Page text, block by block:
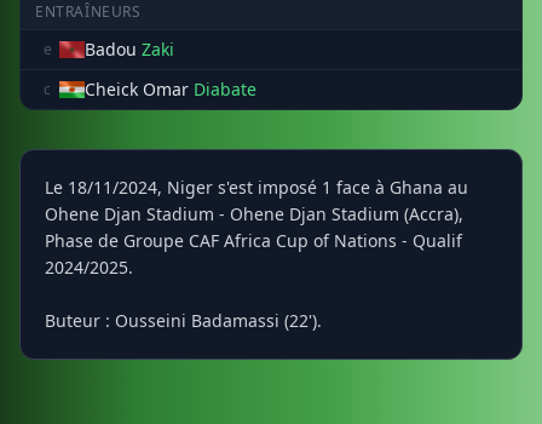
ENTRAÎNEURS
e
Badou Zaki
c Cheick Omar Diabate
Le 18/11/2024, Niger s'est imposé 1 face à Ghana au
Ohene Djan Stadium - Ohene Djan Stadium (Accra),
Phase de Groupe CAF Africa Cup of Nations - Qualif
2024/2025.
Buteur : Ousseini Badamassi (22').